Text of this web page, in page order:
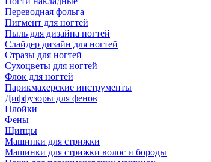
Переводная фольга
Пигмент для ногтей
Пыль для дизайна ногтей
Слайдер дизайн для ногтей
Стразы для ногтей
Сухоцветы для ногтей
Флок для ногтей
Парикмахерские инструменты
Диффузоры для фенов
Плойки
Фены
Щипцы
Машинки для стрижки
Машинки для стрижки волос и бороды